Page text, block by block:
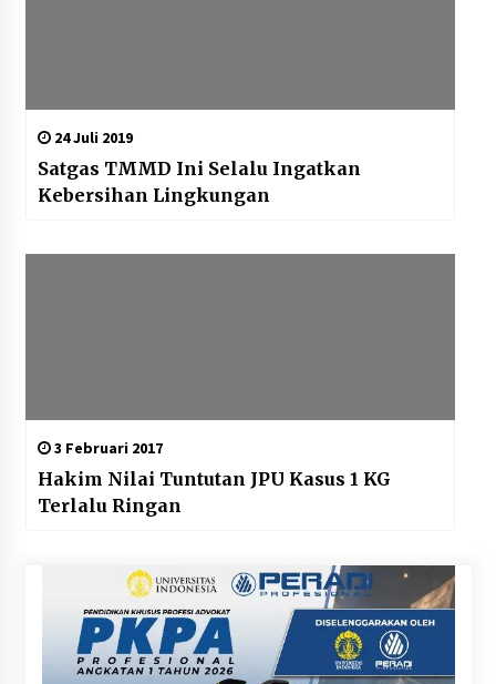
24 Juli 2019
Satgas TMMD Ini Selalu Ingatkan
Kebersihan Lingkungan
3 Februari 2017
Hakim Nilai Tuntutan JPU Kasus 1 KG
Terlalu Ringan